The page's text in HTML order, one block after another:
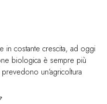
in costante crescita, ad oggi
biologica è sempre più
un’agricoltura